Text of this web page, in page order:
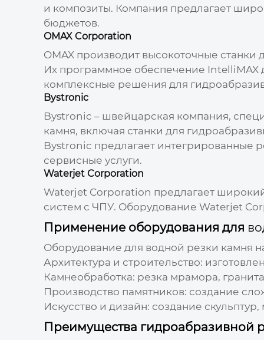
и композиты. Компания предлагает
бюджетов.
OMAX Corporation
OMAX производит высокоточные
Их программное обеспечение IntelliMAX
комплексные решения для
Bystronic
Bystronic – швейцарская компания,
камня, включая станки для
Bystronic предлагает
сервисные услуги.
Waterjet Corporation
Waterjet Corporation предлагает
систем с ЧПУ. Оборудование Waterjet
Применение оборудования для
Оборудование для водной резки камня
Архитектура и строительство:
Камнеобработка: резка мрамора,
Производство памятников: создание
Искусство и дизайн: создание
Преимущества гидроабразивной